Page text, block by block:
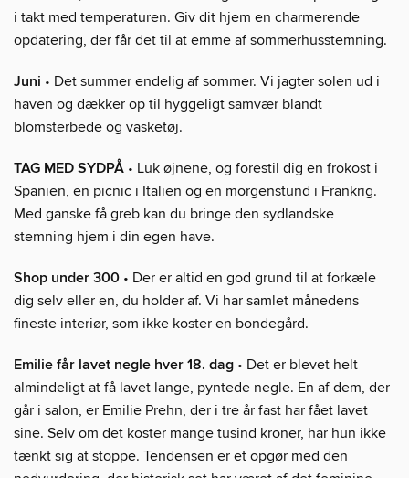
i takt med temperaturen. Giv dit hjem en charmerende
opdatering, der får det til at emme af sommerhusstemning.
Juni • Det summer endelig af sommer. Vi jagter solen ud i
haven og dækker op til hyggeligt samvær blandt
blomsterbede og vasketøj.
TAG MED SYDPÅ • Luk øjnene, og forestil dig en frokost i
Spanien, en picnic i Italien og en morgenstund i Frankrig.
Med ganske få greb kan du bringe den sydlandske
stemning hjem i din egen have.
Shop under 300 • Der er altid en god grund til at forkæle
dig selv eller en, du holder af. Vi har samlet månedens
fineste interiør, som ikke koster en bondegård.
Emilie får lavet negle hver 18. dag • Det er blevet helt
almindeligt at få lavet lange, pyntede negle. En af dem, der
går i salon, er Emilie Prehn, der i tre år fast har fået lavet
sine. Selv om det koster mange tusind kroner, har hun ikke
tænkt sig at stoppe. Tendensen er et opgør med den